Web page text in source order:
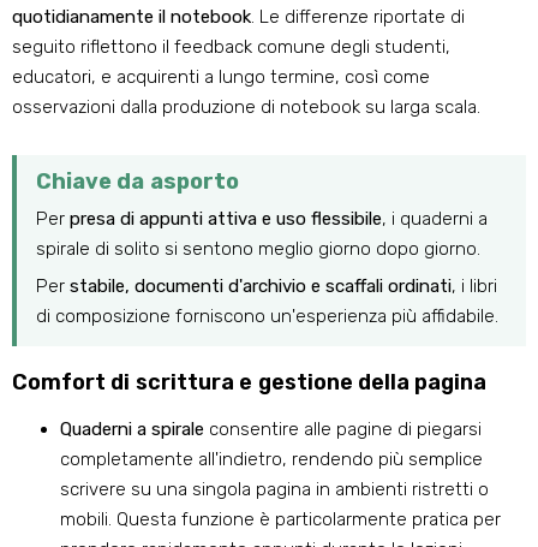
quotidianamente il notebook. Le differenze riportate di
seguito riflettono il feedback comune degli studenti,
educatori, e acquirenti a lungo termine, così come
osservazioni dalla produzione di notebook su larga scala.
Chiave da asporto
Per presa di appunti attiva e uso flessibile, i quaderni a
spirale di solito si sentono meglio giorno dopo giorno.
Per stabile, documenti d'archivio e scaffali ordinati, i libri
di composizione forniscono un'esperienza più affidabile.
Comfort di scrittura e gestione della pagina
Quaderni a spirale consentire alle pagine di piegarsi
completamente all'indietro, rendendo più semplice
scrivere su una singola pagina in ambienti ristretti o
mobili. Questa funzione è particolarmente pratica per